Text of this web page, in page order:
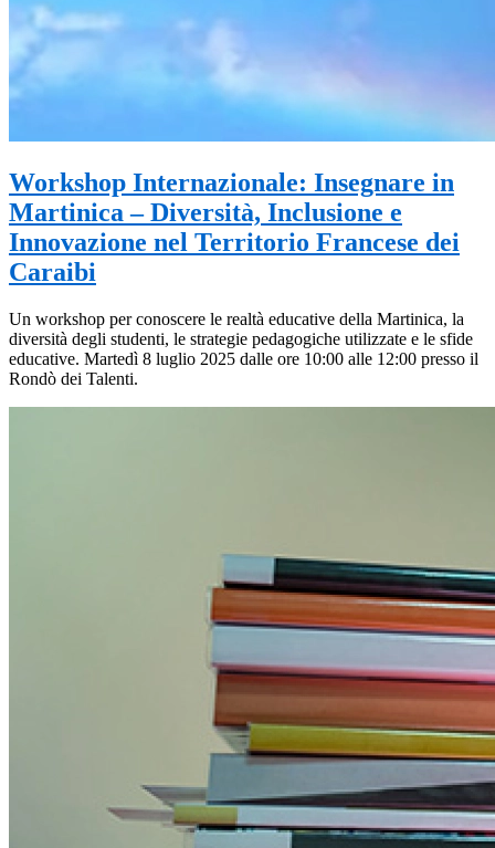
Workshop Internazionale: Insegnare in
Martinica – Diversità, Inclusione e
Innovazione nel Territorio Francese dei
Caraibi
Un workshop per conoscere le realtà educative della Martinica, la
diversità degli studenti, le strategie pedagogiche utilizzate e le sfide
educative. Martedì 8 luglio 2025 dalle ore 10:00 alle 12:00 presso il
Rondò dei Talenti.